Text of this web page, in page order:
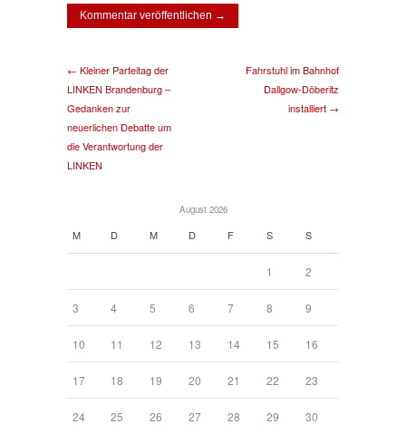
← Kleiner Parteitag der
LINKEN Brandenburg –
Gedanken zur
neuerlichen Debatte um
die Verantwortung der
LINKEN
Fahrstuhl im Bahnhof
Dallgow-Döberitz
installiert →
August 2026
M D M D F S S
1 2
3 4 5 6 7 8 9
10 11 12 13 14 15 16
17 18 19 20 21 22 23
24 25 26 27 28 29 30